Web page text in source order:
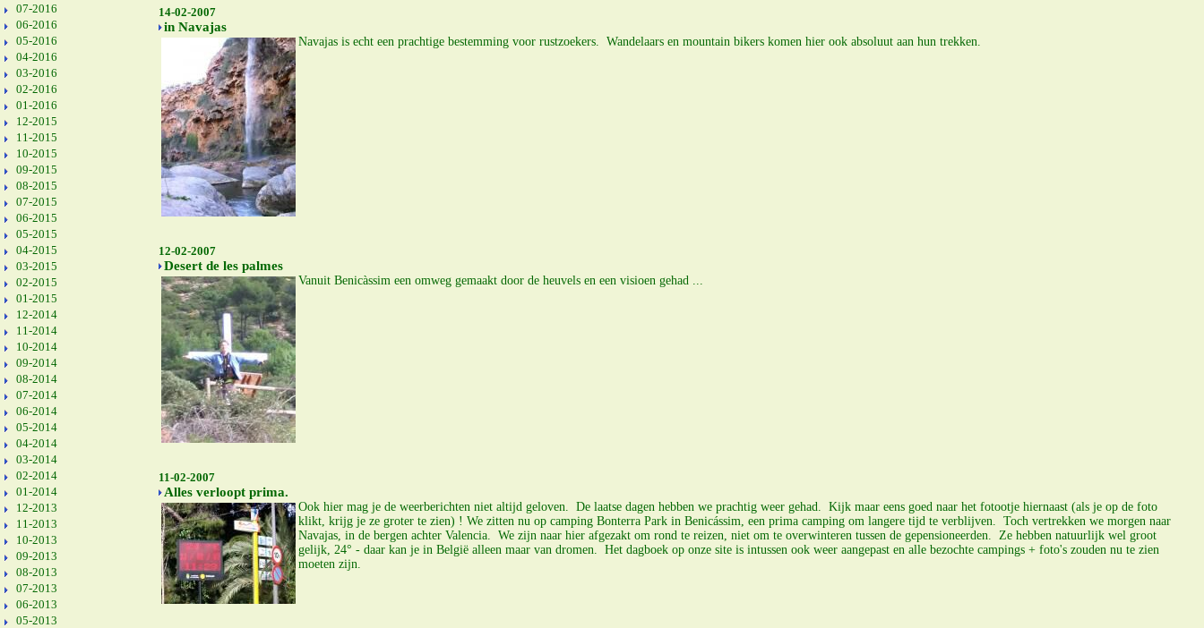
07-2016
06-2016
05-2016
04-2016
03-2016
02-2016
01-2016
12-2015
11-2015
10-2015
09-2015
08-2015
07-2015
06-2015
05-2015
04-2015
03-2015
02-2015
01-2015
12-2014
11-2014
10-2014
09-2014
08-2014
07-2014
06-2014
05-2014
04-2014
03-2014
02-2014
01-2014
12-2013
11-2013
10-2013
09-2013
08-2013
07-2013
06-2013
05-2013
14-02-2007
in Navajas
Navajas is echt een prachtige bestemming voor rustzoekers. Wandelaars en mountain bikers komen hier ook absoluut aan hun trekken.
12-02-2007
Desert de les palmes
Vanuit Benicàssim een omweg gemaakt door de heuvels en een visioen gehad ...
11-02-2007
Alles verloopt prima.
Ook hier mag je de weerberichten niet altijd geloven. De laatse dagen hebben we prachtig weer gehad. Kijk maar eens goed naar het fotootje hiernaast (als je op de foto
klikt, krijg je ze groter te zien) ! We zitten nu op camping Bonterra Park in Benicássim, een prima camping om langere tijd te verblijven. Toch vertrekken we morgen naar
Navajas, in de bergen achter Valencia. We zijn naar hier afgezakt om rond te reizen, niet om te overwinteren tussen de gepensioneerden. Ze hebben natuurlijk wel groot
gelijk, 24° - daar kan je in België alleen maar van dromen. Het dagboek op onze site is intussen ook weer aangepast en alle bezochte campings + foto's zouden nu te zien
moeten zijn.